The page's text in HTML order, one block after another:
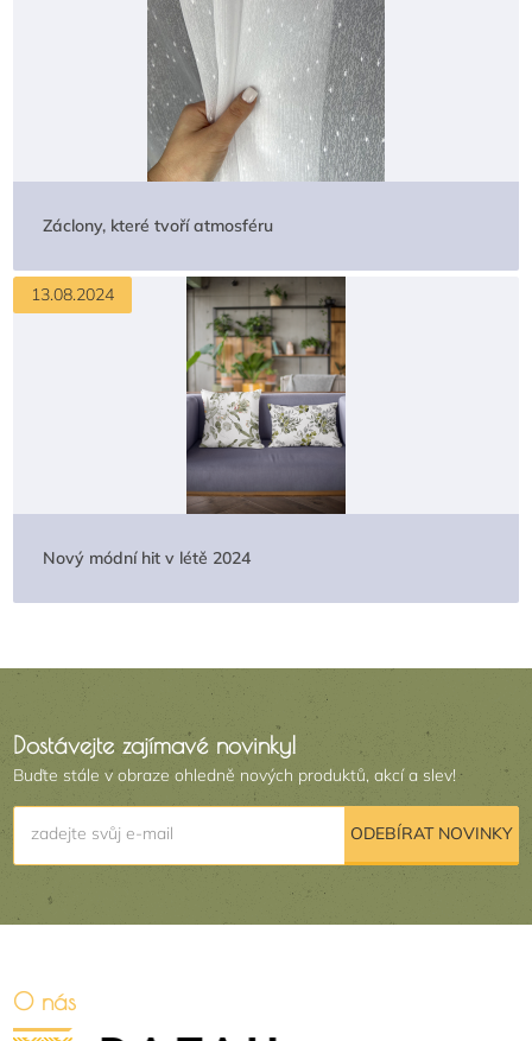
Záclony, které tvoří atmosféru
13.08.2024
Nový módní hit v létě 2024
Dostávejte zajímavé novinky!
Buďte stále v obraze ohledně nových produktů, akcí a slev!
zadejte svůj e-mail ODEBÍRAT NOVINKY
O nás